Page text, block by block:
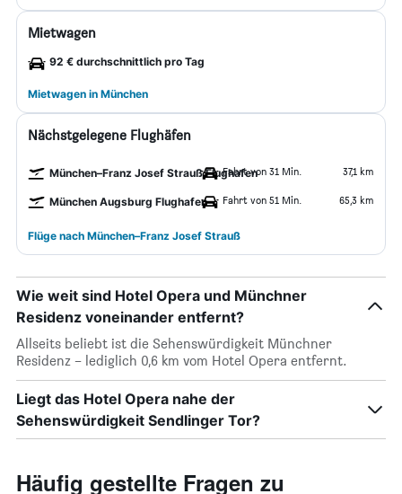
Mietwagen
92 € durchschnittlich pro Tag
Mietwagen in München
Nächstgelegene Flughäfen
München–Franz Josef Strauß FlughafenFahrt von 31 Min. 37,1 km
München Augsburg Flughafen Fahrt von 51 Min. 65,3 km
Flüge nach München–Franz Josef Strauß
Wie weit sind Hotel Opera und Münchner
Residenz voneinander entfernt?
Allseits beliebt ist die Sehenswürdigkeit Münchner
Residenz – lediglich 0,6 km vom Hotel Opera entfernt.
Liegt das Hotel Opera nahe der
Sehenswürdigkeit Sendlinger Tor?
Häufig gestellte Fragen zu